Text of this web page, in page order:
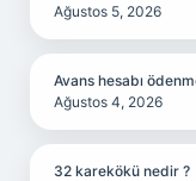
Ağustos 5, 2026
Avans hesabı
Ağustos 4, 2026
32 karekökü nedir ?